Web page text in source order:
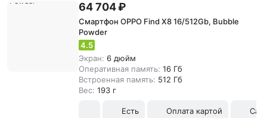
64 704 ₽
Смартфон OPPO Find X8 16/512Gb, Bubble
Powder
4.5
Экран: 6 дюйм
Оперативная память: 16 Гб
Встроенная память: 512 Гб
Вес: 193 г
Есть Оплата картой